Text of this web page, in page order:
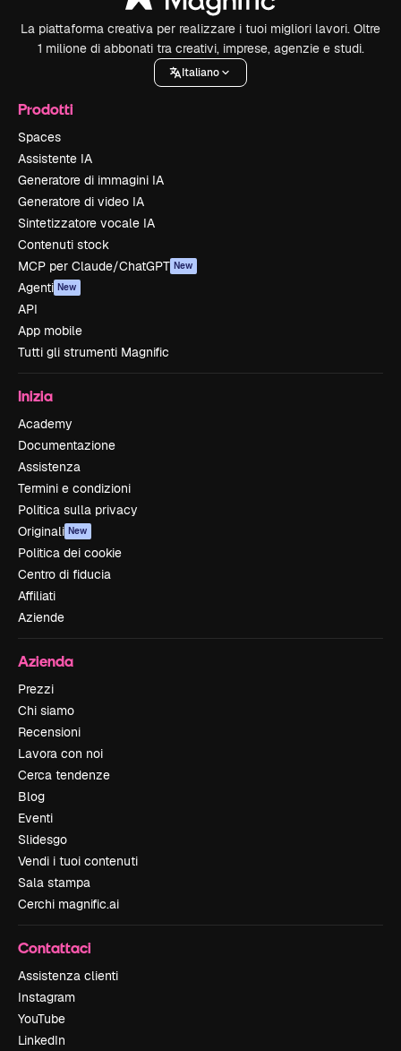
La piattaforma creativa per realizzare i tuoi migliori lavori. Oltre
1 milione di abbonati tra creativi, imprese, agenzie e studi.
Italiano
Prodotti
Spaces
Assistente IA
Generatore di immagini IA
Generatore di video IA
Sintetizzatore vocale IA
Contenuti stock
MCP per Claude/ChatGPT New
Agenti New
API
App mobile
Tutti gli strumenti Magnific
Inizia
Academy
Documentazione
Assistenza
Termini e condizioni
Politica sulla privacy
Originali New
Politica dei cookie
Centro di fiducia
Affiliati
Aziende
Azienda
Prezzi
Chi siamo
Recensioni
Lavora con noi
Cerca tendenze
Blog
Eventi
Slidesgo
Vendi i tuoi contenuti
Sala stampa
Cerchi magnific.ai
Contattaci
Assistenza clienti
Instagram
YouTube
LinkedIn